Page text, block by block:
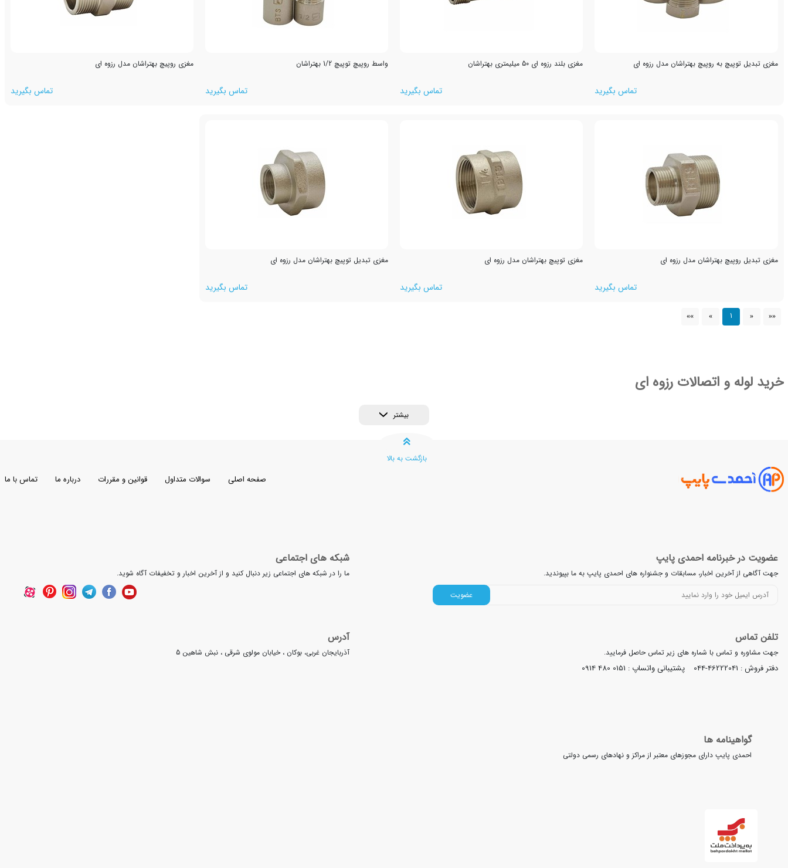
مغزی تبدیل توپیچ به روپیچ بهتراشان مدل رزوه ای
تماس بگیرید
مغزی بلند رزوه ای 50 میلیمتری بهتراشان
تماس بگیرید
واسط روپیچ توپیچ 1/2 بهتراشان
تماس بگیرید
مغزی روپیچ بهتراشان مدل رزوه ای
تماس بگیرید
مغزی تبدیل روپیچ بهتراشان مدل رزوه ای
تماس بگیرید
مغزی توپیچ بهتراشان مدل رزوه ای
تماس بگیرید
مغزی تبدیل توپیچ بهتراشان مدل رزوه ای
تماس بگیرید
««
«
1
»
»»
خرید لوله و اتصالات رزوه ای
بیشتر
صفحه اصلی سوالات متداول قوانین و مقررات درباره ما تماس با ما
عضویت در خبرنامه احمدی پایپ
جهت آگاهی از آخرین اخبار، مسابقات و جشنواره های احمدی پایپ به ما بپیوندید.
عضویت
شبکه های اجتماعی
ما را در شبکه های اجتماعی زیر دنبال کنید و از آخرین اخبار و تخفیفات آگاه شوید.
تلفن تماس
جهت مشاوره و تماس با شماره های زیر تماس حاصل فرمایید.
دفتر فروش : 044-46222041 پشتیبانی واتساپ : 0914 480 0151
آدرس
آذربایجان غربی، بوکان ، خیابان مولوی شرقی ، نبش شاهین 5
گواهینامه ها
احمدی پایپ دارای مجوزهای معتبر از مراکز و نهادهای رسمی دولتی
بازگشت به بالا